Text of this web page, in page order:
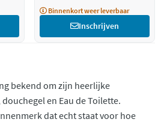
Binnenkort weer leverbaar
Inschrijven
bekend om zijn heerlijke
en Eau de Toilette.
dat echt staat voor hoe